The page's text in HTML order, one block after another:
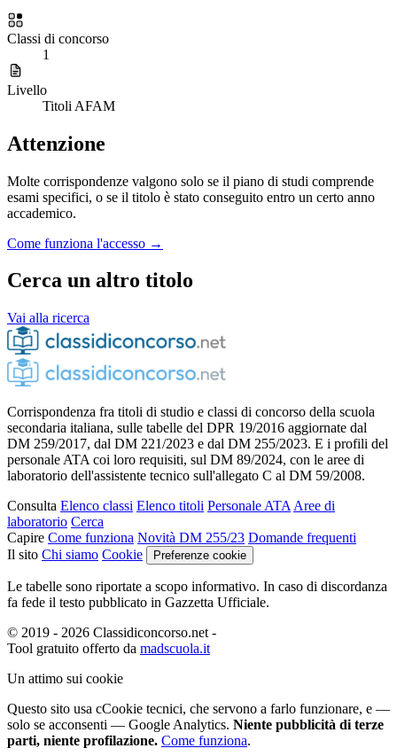
Classi di concorso
1
Livello
Titoli AFAM
Attenzione
Molte corrispondenze valgono solo se il piano di studi comprende
esami specifici, o se il titolo è stato conseguito entro un certo anno
accademico.
Come funziona l'accesso →
Cerca un altro titolo
Vai alla ricerca
Corrispondenza fra titoli di studio e classi di concorso della scuola
secondaria italiana, sulle tabelle del DPR 19/2016 aggiornate dal
DM 259/2017, dal DM 221/2023 e dal DM 255/2023. E i profili del
personale ATA coi loro requisiti, sul DM 89/2024, con le aree di
laboratorio dell'assistente tecnico sull'allegato C al DM 59/2008.
Consulta Elenco classi Elenco titoli Personale ATA Aree di
laboratorio Cerca
Capire Come funziona Novità DM 255/23 Domande frequenti
Il sito Chi siamo Cookie Preferenze cookie
Le tabelle sono riportate a scopo informativo. In caso di discordanza
fa fede il testo pubblicato in Gazzetta Ufficiale.
© 2019 - 2026 Classidiconcorso.net -
Tool gratuito offerto da madscuola.it
Un attimo sui cookie
Questo sito usa cCookie tecnici, che servono a farlo funzionare, e —
solo se acconsenti — Google Analytics. Niente pubblicità di terze
parti, niente profilazione. Come funziona.